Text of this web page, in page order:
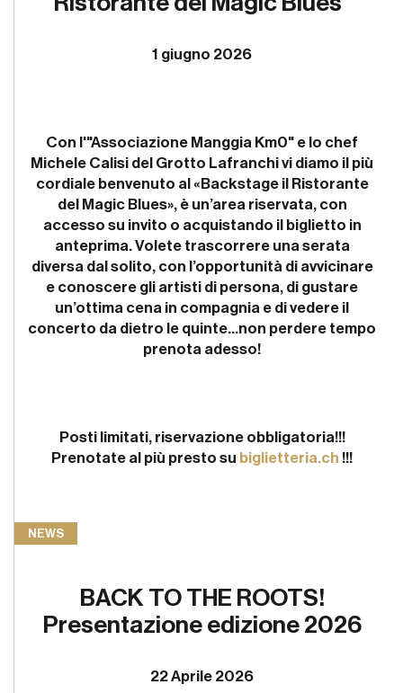
1 giugno 2026
Con l'"Associazione Manggia Km0" e lo chef
Michele Calisi del Grotto Lafranchi vi diamo il più
cordiale benvenuto al «Backstage il Ristorante
del Magic Blues», è un’area riservata, con
accesso su invito o acquistando il biglietto in
anteprima. Volete trascorrere una serata
diversa dal solito, con l’opportunità di avvicinare
e conoscere gli artisti di persona, di gustare
un’ottima cena in compagnia e di vedere il
concerto da dietro le quinte...non perdere tempo
prenota adesso!
Posti limitati, riservazione obbligatoria!!!
Prenotate al più presto su biglietteria.ch !!!
NEWS
BACK TO THE ROOTS!
Presentazione edizione 2026
22 Aprile 2026